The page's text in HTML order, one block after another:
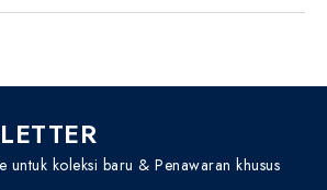
untuk koleksi baru & Penawaran khusus